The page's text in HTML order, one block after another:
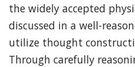
the widely accepted
discussed in a well-
utilize thought
Through carefully